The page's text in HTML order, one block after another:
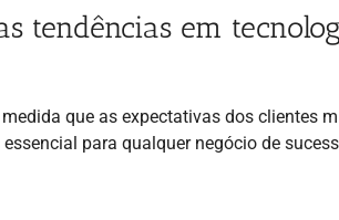
tendências em
que as expectativas dos clientes
para qualquer negócio de